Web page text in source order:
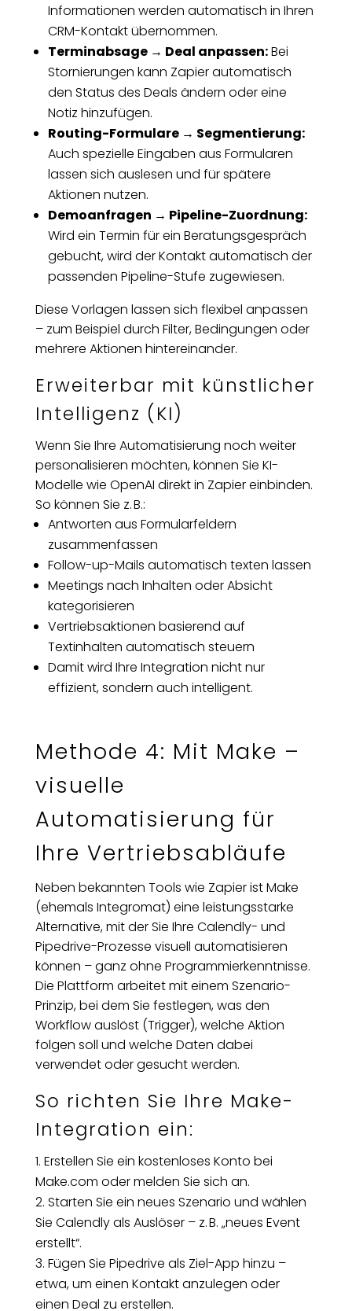
Informationen werden automatisch in Ihren
CRM-Kontakt übernommen.
Terminabsage → Deal anpassen:Bei
Stornierungen kann Zapier automatisch
den Status des Deals ändern oder eine
Notiz hinzufügen.
Routing-Formulare → Segmentierung:
Auch spezielle Eingaben aus Formularen
lassen sich auslesen und für spätere
Aktionen nutzen.
Demoanfragen → Pipeline-Zuordnung:
Wird ein Termin für ein Beratungsgespräch
gebucht, wird der Kontakt automatisch der
passenden Pipeline-Stufe zugewiesen.
Diese Vorlagen lassen sich flexibel anpassen
– zum Beispiel durch Filter, Bedingungen oder
mehrere Aktionen hintereinander.
Erweiterbar mit künstlicher
Intelligenz (KI)
Wenn Sie Ihre Automatisierung noch weiter
personalisieren möchten, können Sie KI-
Modelle wie OpenAI direkt in Zapier einbinden.
So können Sie z. B.:
Antworten aus Formularfeldern
zusammenfassen
Follow-up-Mails automatisch texten lassen
Meetings nach Inhalten oder Absicht
kategorisieren
Vertriebsaktionen basierend auf
Textinhalten automatisch steuern
Damit wird Ihre Integration nicht nur
effizient, sondern auch intelligent.
Methode 4: Mit Make –
visuelle
Automatisierung für
Ihre Vertriebsabläufe
Neben bekannten Tools wie Zapier ist Make
(ehemals Integromat) eine leistungsstarke
Alternative, mit der Sie Ihre Calendly- und
Pipedrive-Prozesse visuell automatisieren
können – ganz ohne Programmierkenntnisse.
Die Plattform arbeitet mit einem Szenario-
Prinzip, bei dem Sie festlegen, was den
Workflow auslöst (Trigger), welche Aktion
folgen soll und welche Daten dabei
verwendet oder gesucht werden.
So richten Sie Ihre Make-
Integration ein:
Erstellen Sie ein kostenloses Konto bei
Make.com oder melden Sie sich an.
Starten Sie ein neues Szenario und wählen
Sie Calendly als Auslöser – z. B. „neues Event
erstellt“.
Fügen Sie Pipedrive als Ziel-App hinzu –
etwa, um einen Kontakt anzulegen oder
einen Deal zu erstellen.